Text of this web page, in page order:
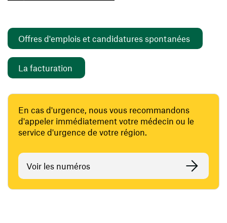
Offres d'emplois et candidatures spontanées
La facturation
En cas d'urgence, nous vous recommandons
d'appeler immédiatement votre médecin ou le
service d'urgence de votre région.
Voir les numéros